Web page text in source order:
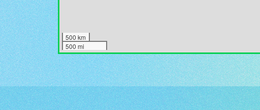
500 km
500 mi